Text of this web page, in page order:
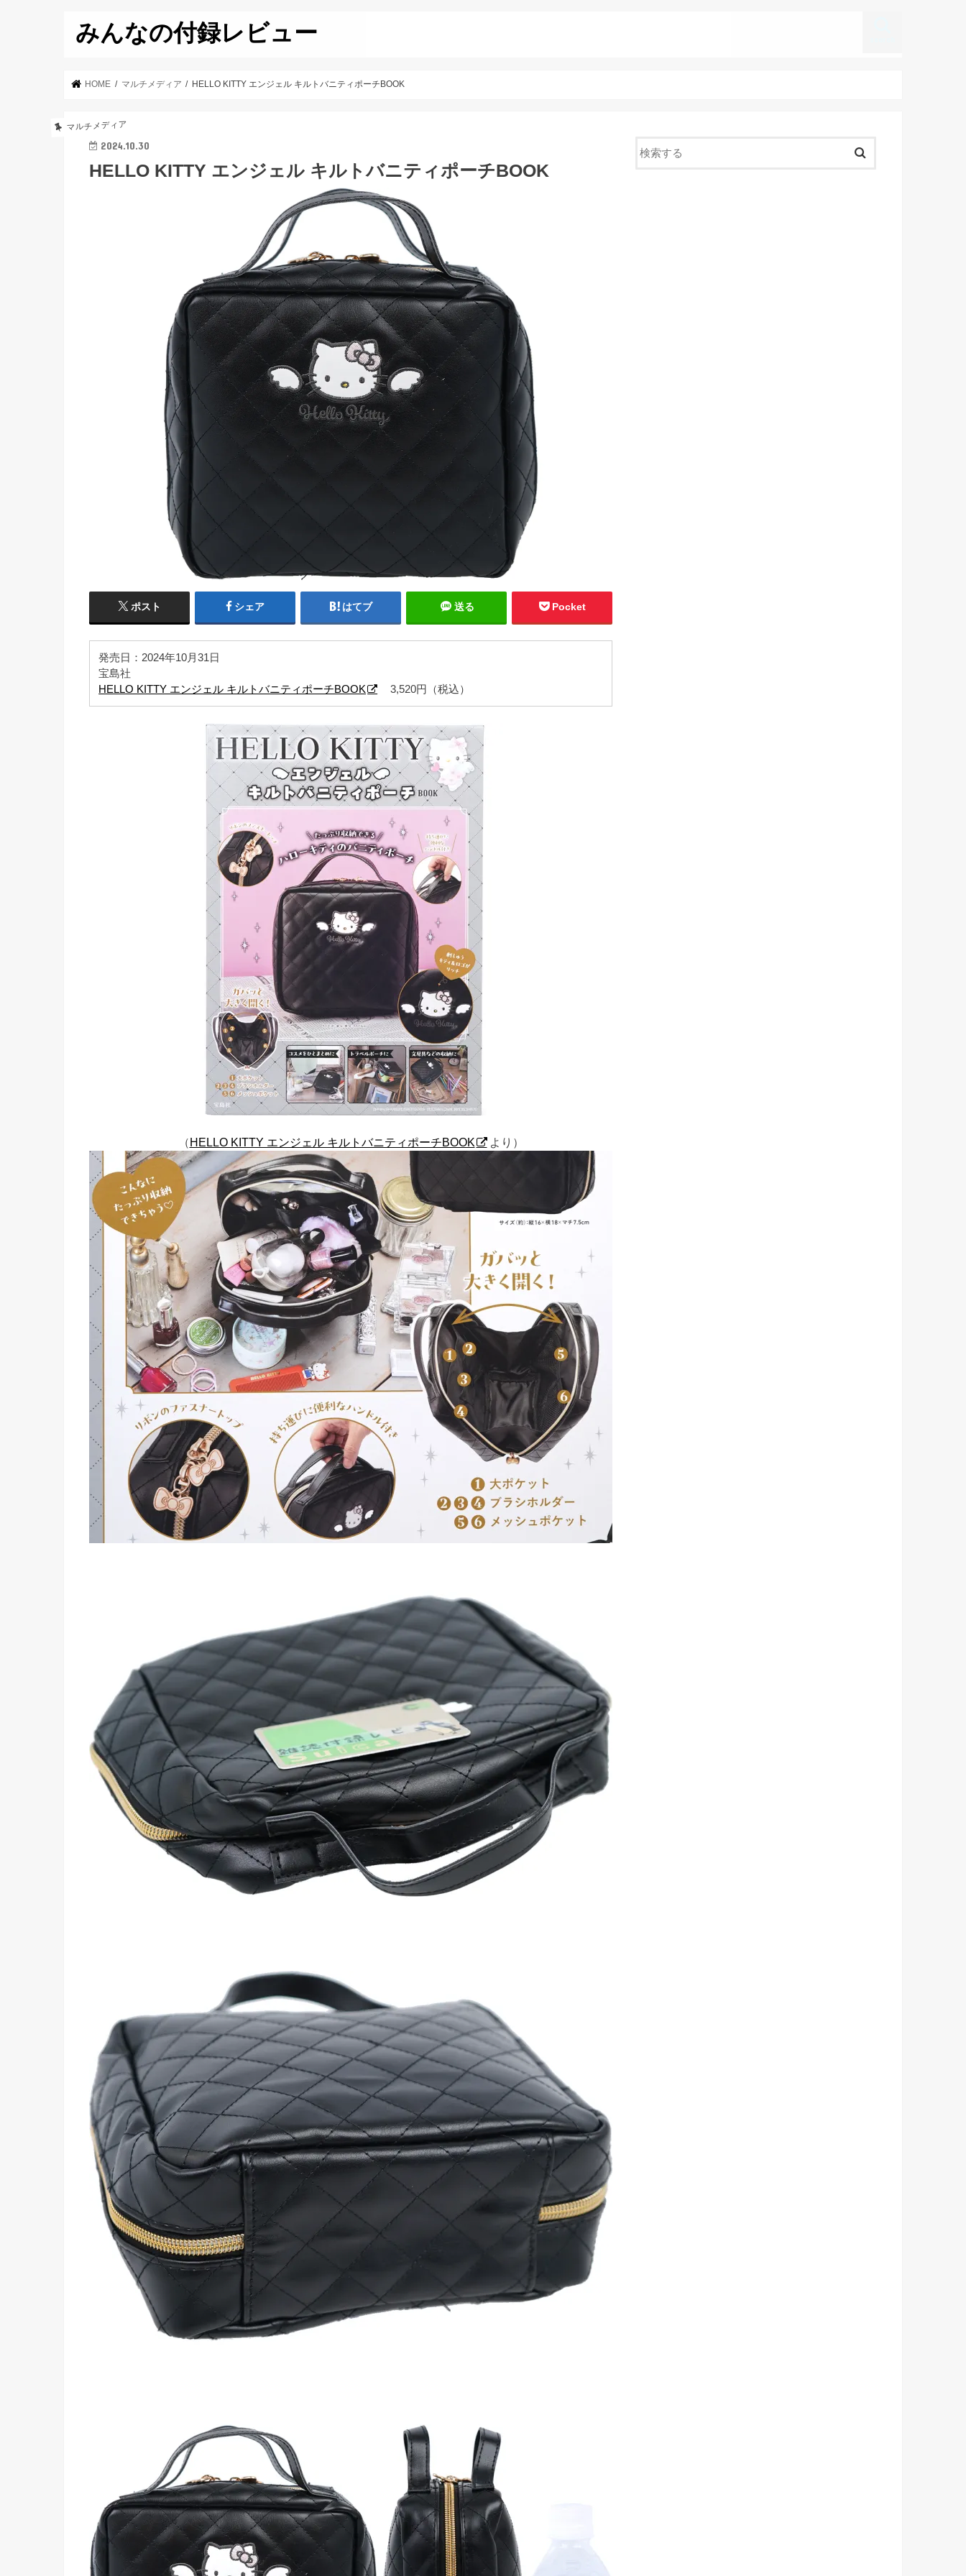
みんなの付録レビュー
HOME マルチメディア HELLO KITTY エンジェル キルトバニティポーチBOOK
マルチメディア
2024.10.30
HELLO KITTY エンジェル キルトバニティポーチBOOK
ポスト シェア はてブ 送る Pocket
発売日：2024年10月31日
宝島社
HELLO KITTY エンジェル キルトバニティポーチBOOK
3,520円（税込）
（HELLO KITTY エンジェル キルトバニティポーチBOOK より）